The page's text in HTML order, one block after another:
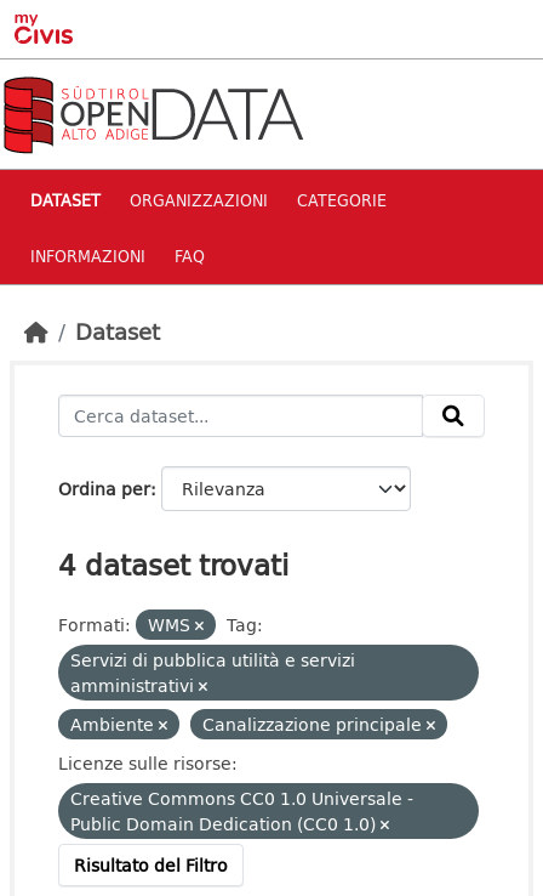
Skip to main content
DATASET ORGANIZZAZIONI CATEGORIE
INFORMAZIONI FAQ
Dataset
Ordina per
4 dataset trovati
Formati: WMS
Tag:
Servizi di pubblica utilità e servizi
amministrativi
Ambiente
Canalizzazione principale
Licenze sulle risorse:
Creative Commons CC0 1.0 Universale -
Public Domain Dedication (CC0 1.0)
Risultato del Filtro